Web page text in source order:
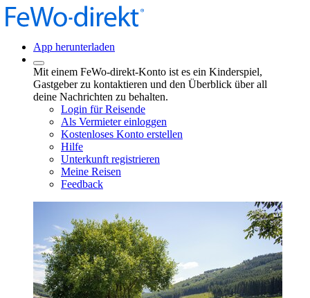
App herunterladen
Mit einem FeWo-direkt-Konto ist es ein Kinderspiel,
Gastgeber zu kontaktieren und den Überblick über all
deine Nachrichten zu behalten.
Login für Reisende
Als Vermieter einloggen
Kostenloses Konto erstellen
Hilfe
Unterkunft registrieren
Meine Reisen
Feedback